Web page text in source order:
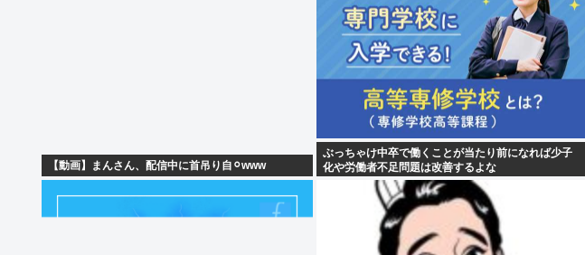
【動画】まんさん、配信中に首吊り自⚪︎www
ぶっちゃけ中卒で働くことが当たり前になれば少子
化や労働者不足問題は改善するよな